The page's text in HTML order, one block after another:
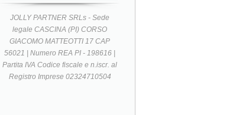
JOLLY PARTNER SRLs - Sede
legale CASCINA (PI) CORSO
GIACOMO MATTEOTTI 17 CAP
56021 | Numero REA PI - 198616 |
Partita IVA Codice fiscale e n.iscr. al
Registro Imprese 02324710504